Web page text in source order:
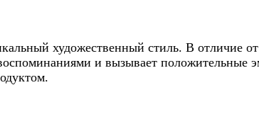
художественный стиль. В отличие от
и вызывает положительные